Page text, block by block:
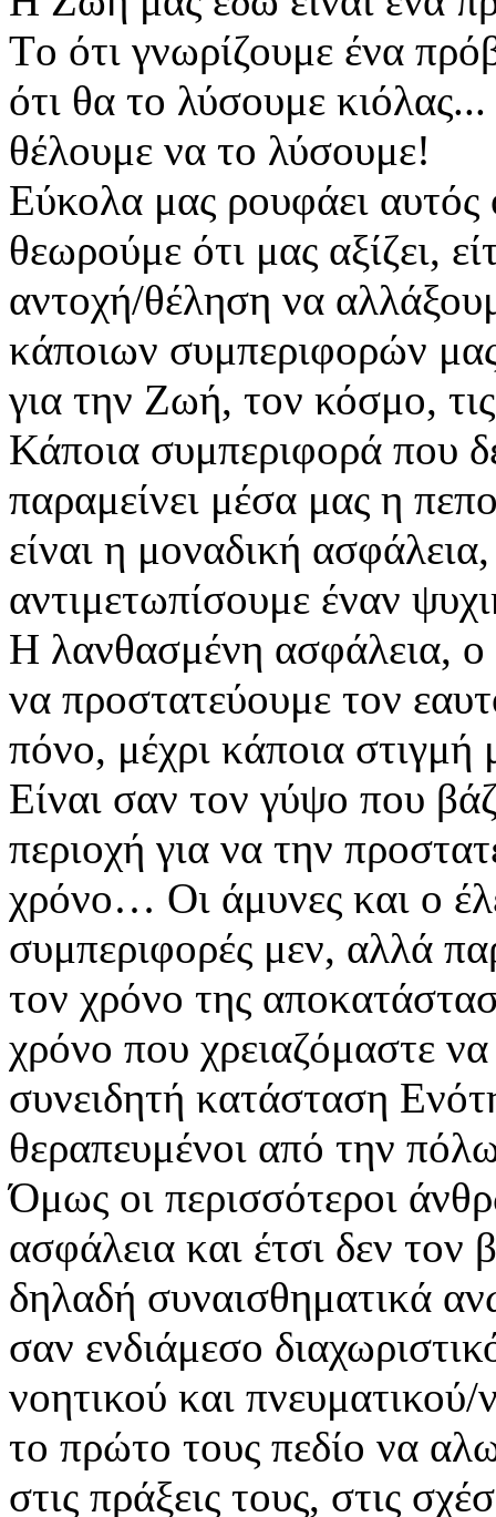
Tο ότι γνωρίζουμε ένα
ότι θα το λύσουμε
θέλουμε να το λύσουμε!
Εύκολα μας ρουφάει αυτός
θεωρούμε ότι μας αξίζει,
αντοχή/θέληση να
κάποιων συμπεριφορών
για την Ζωή, τον κόσμο,
Κάποια συμπεριφορά που
παραμείνει μέσα μας η
είναι η μοναδική
αντιμετωπίσουμε έναν
Η λανθασμένη ασφάλεια, ο
να προστατεύουμε τον
πόνο, μέχρι κάποια
Είναι σαν τον γύψο που
περιοχή για να την
χρόνο… Οι άμυνες και ο
συμπεριφορές μεν, αλλά
τον χρόνο της
χρόνο που χρειαζόμαστε
συνειδητή κατάσταση
θεραπευμένοι από την
Όμως οι περισσότεροι
ασφάλεια και έτσι δεν
δηλαδή συναισθηματικά
σαν ενδιάμεσο
νοητικού και
το πρώτο τους πεδίο να
στις πράξεις τους, στις